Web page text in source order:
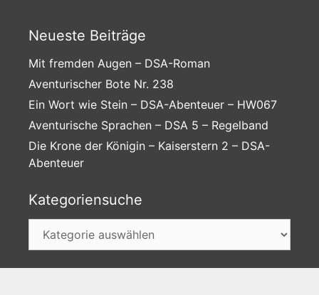
Neueste Beiträge
Mit fremden Augen – DSA-Roman
Aventurischer Bote Nr. 238
Ein Wort wie Stein – DSA-Abenteuer – HW067
Aventurische Sprachen – DSA 5 – Regelband
Die Krone der Königin – Kaiserstern 2 – DSA-
Abenteuer
Kategoriensuche
Kategoriensuche